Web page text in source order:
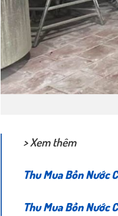
> Xem thêm
Thu Mua Bồn Nước
Thu Mua Bồn Nước